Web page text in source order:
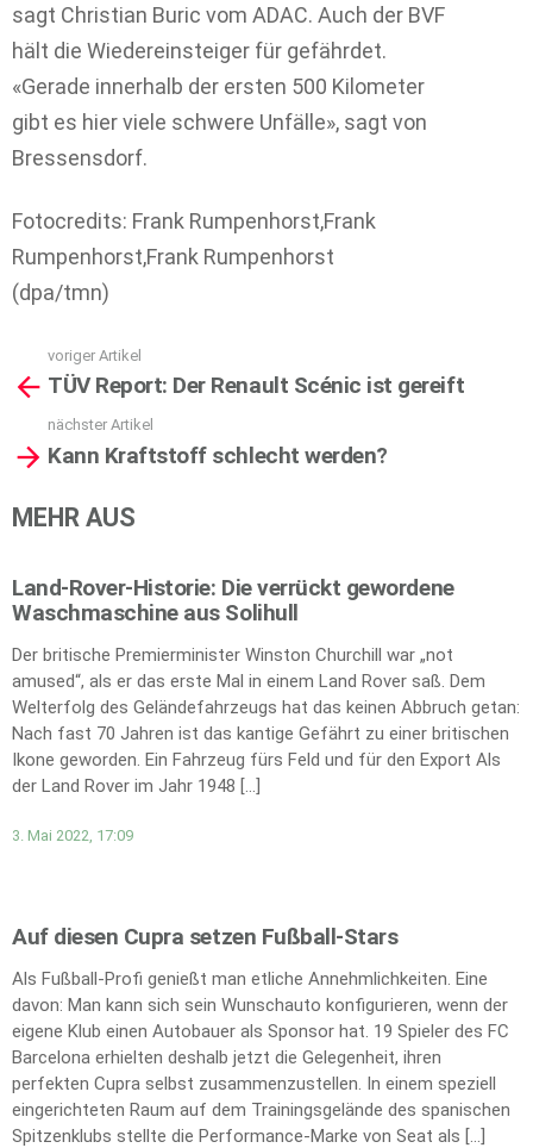
sagt Christian Buric vom ADAC. Auch der BVF
hält die Wiedereinsteiger für gefährdet.
«Gerade innerhalb der ersten 500 Kilometer
gibt es hier viele schwere Unfälle», sagt von
Bressensdorf.
Fotocredits: Frank Rumpenhorst,Frank
Rumpenhorst,Frank Rumpenhorst
(dpa/tmn)
more
voriger Artikel
TÜV Report: Der Renault Scénic ist gereift
nächster Artikel
Kann Kraftstoff schlecht werden?
MEHR AUS
Land-Rover-Historie: Die verrückt gewordene
Waschmaschine aus Solihull
Der britische Premierminister Winston Churchill war „not
amused“, als er das erste Mal in einem Land Rover saß. Dem
Welterfolg des Geländefahrzeugs hat das keinen Abbruch getan:
Nach fast 70 Jahren ist das kantige Gefährt zu einer britischen
Ikone geworden. Ein Fahrzeug fürs Feld und für den Export Als
der Land Rover im Jahr 1948 […]
3. Mai 2022, 17:09
Auf diesen Cupra setzen Fußball-Stars
Als Fußball-Profi genießt man etliche Annehmlichkeiten. Eine
davon: Man kann sich sein Wunschauto konfigurieren, wenn der
eigene Klub einen Autobauer als Sponsor hat. 19 Spieler des FC
Barcelona erhielten deshalb jetzt die Gelegenheit, ihren
perfekten Cupra selbst zusammenzustellen. In einem speziell
eingerichteten Raum auf dem Trainingsgelände des spanischen
Spitzenklubs stellte die Performance-Marke von Seat als […]